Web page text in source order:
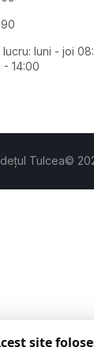
luni - joi
14:00
Tulcea©
site